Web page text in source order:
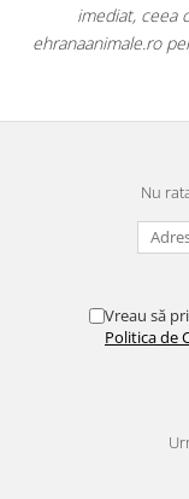
dintr-un
originale și în
Nu
Vreau să
Politica de